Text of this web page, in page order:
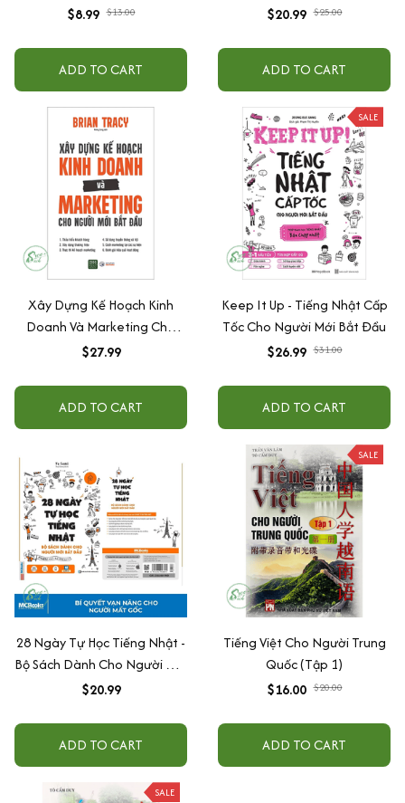
Mới Bắt Đầu
$8.99 $13.00
ADD TO CART
$20.99 $25.00
ADD TO CART
Xây Dựng Kế Hoạch Kinh
Doanh Và Marketing Cho
Người Mới Bắt Đầu
$27.99
ADD TO CART
SALE
Keep It Up - Tiếng Nhật Cấp
Tốc Cho Người Mới Bắt Đầu
$26.99 $31.00
ADD TO CART
28 Ngày Tự Học Tiếng Nhật -
Bộ Sách Dành Cho Người Mới
Bắt Đầu
$20.99
ADD TO CART
SALE
Tiếng Việt Cho Người Trung
Quốc (Tập 1)
$16.00 $20.00
ADD TO CART
SALE